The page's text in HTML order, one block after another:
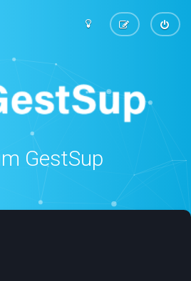
GestSup